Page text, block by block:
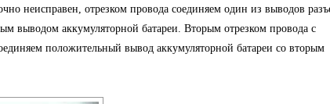
неисправен, отрезком провода соединяем один из выводов
выводом аккумуляторной батареи. Вторым отрезком провода с
положительный вывод аккумуляторной батареи со вторым